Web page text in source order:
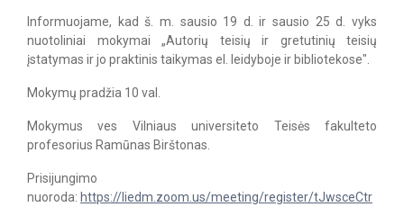
Informuojame, kad š. m. sausio 19 d. ir sausio 25 d. vyks
nuotoliniai mokymai „Autorių teisių ir gretutinių teisių
įstatymas ir jo praktinis taikymas el. leidyboje ir bibliotekose".
Mokymų pradžia 10 val.
Mokymus ves Vilniaus universiteto Teisės fakulteto
profesorius Ramūnas Birštonas.
Prisijungimo
nuoroda: https://liedm.zoom.us/meeting/register/tJwsceCtr